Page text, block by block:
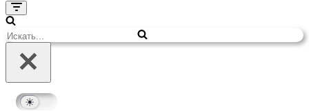
Меню
навигации
Искать...